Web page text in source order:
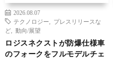
2026.08.07
テクノロジー
プレスリリースな
ど
動向/展望
ロジスネクストが防爆仕様車
のフォークをフルモデルチェ